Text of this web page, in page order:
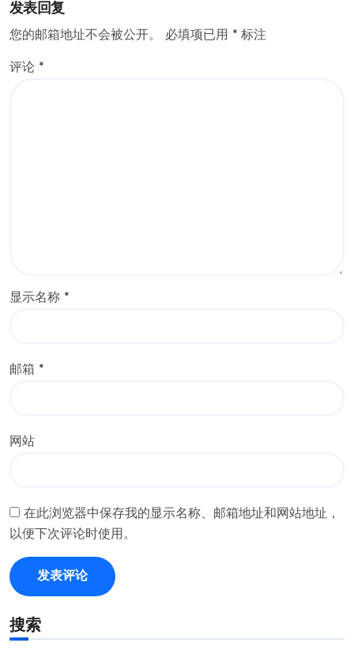
发表回复
您的邮箱地址不会被公开。 必填项已用 * 标注
评论 *
显示名称 *
邮箱 *
网站
在此浏览器中保存我的显示名称、邮箱地址和网站地址，
以便下次评论时使用。
搜索